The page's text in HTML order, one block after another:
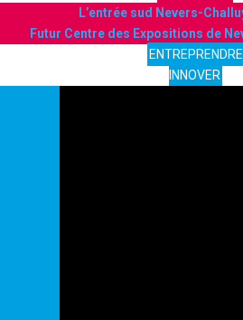
L’entrée sud Nevers-
Futur Centre des Expositions de
ENTREPRENDRE
INNOVER